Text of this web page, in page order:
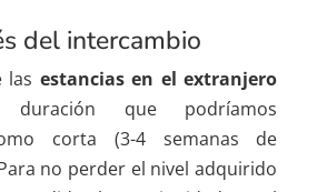
del intercambio
las estancias en el extranjero
que podríamos
corta (3-4 semanas de
no perder el nivel adquirido